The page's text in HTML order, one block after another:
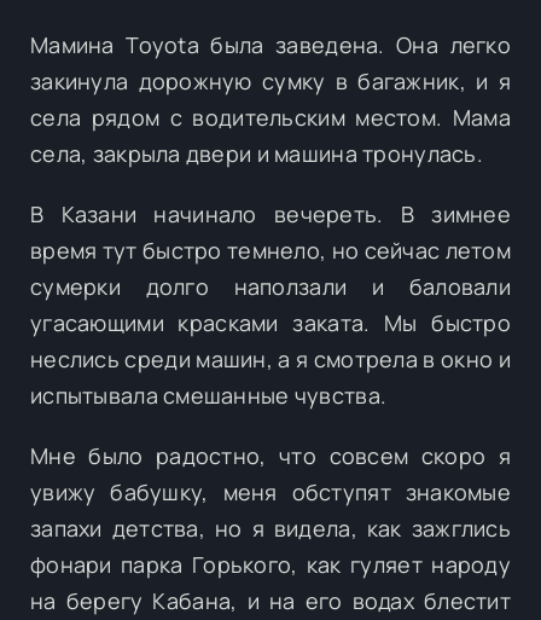
Мамина Toyota была заведена. Она легко
закинула дорожную сумку в багажник, и я
села рядом с водительским местом. Мама
села, закрыла двери и машина тронулась.
В Казани начинало вечереть. В зимнее
время тут быстро темнело, но сейчас летом
сумерки долго наползали и баловали
угасающими красками заката. Мы быстро
неслись среди машин, а я смотрела в окно и
испытывала смешанные чувства.
Мне было радостно, что совсем скоро я
увижу бабушку, меня обступят знакомые
запахи детства, но я видела, как зажглись
фонари парка Горького, как гуляет народу
на берегу Кабана, и на его водах блестит